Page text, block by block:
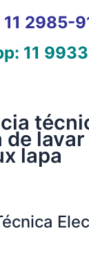
11 2985-
11
de
lapa